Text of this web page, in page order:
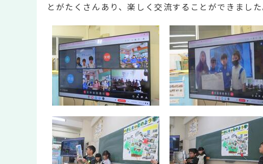
とがたくさんあり、楽しく交流することができました